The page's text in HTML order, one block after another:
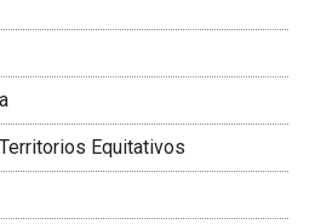
Equitativos